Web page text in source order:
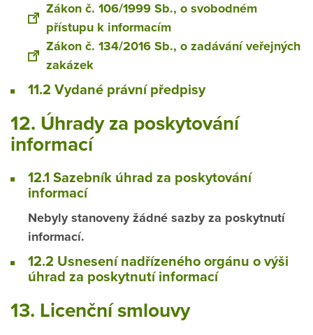
Zákon č. 106/1999 Sb., o svobodném
přístupu k informacím
Zákon č. 134/2016 Sb., o zadávání veřejných
zakázek
11.2 Vydané právní předpisy
12. Úhrady za poskytování
informací
12.1 Sazebník úhrad za poskytování
informací
Nebyly stanoveny žádné sazby za poskytnutí
informací.
12.2 Usnesení nadřízeného orgánu o výši
úhrad za poskytnutí informací
13. Licenční smlouvy